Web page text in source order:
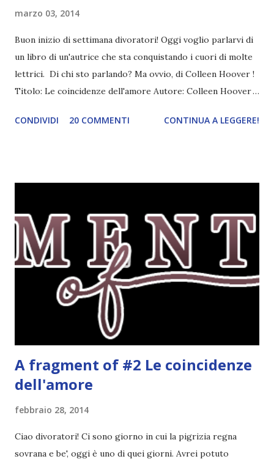
marzo 03, 2014
Buon inizio di settimana divoratori! Oggi voglio parlarvi di
un libro di un'autrice che sta conquistando i cuori di molte
lettrici. Di chi sto parlando? Ma ovvio, di Colleen Hoover !
Titolo: Le coincidenze dell'amore Autore: Colleen Hoover
fragment of * Meglio una verità che lascia senza speranza o
che fa riemergere quello che lei aveva spinto nel profondo
della sua anima, il ricordo di un passato doloroso che torna
a turbarla. Sebbene sia determinata a starne lontano, il
modo in cui Holder riesce a toccare corde del suo cuore,
corde che nessuno riesce neppure a sfiorare, fa crollare le
difese di Sky. Il loro legame di...
CONDIVIDI 20 COMMENTI CONTINUA A LEGGERE!
A fragment of #2 Le coincidenze
dell'amore
febbraio 28, 2014
Ciao divoratori! Ci sono giorno in cui la pigrizia regna
sovrana e be', oggi è uno di quei giorni. Avrei potuto